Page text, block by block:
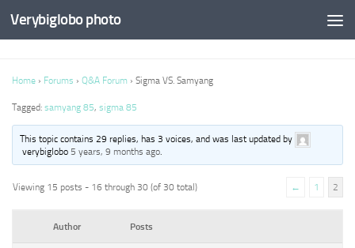
Verybiglobo photo
Home › Forums › Q&A Forum › Sigma VS. Samyang
Tagged: samyang 85, sigma 85
This topic contains 29 replies, has 3 voices, and was last updated by
verybiglobo 5 years, 9 months ago.
Viewing 15 posts - 16 through 30 (of 30 total) ← 1 2
Author Posts